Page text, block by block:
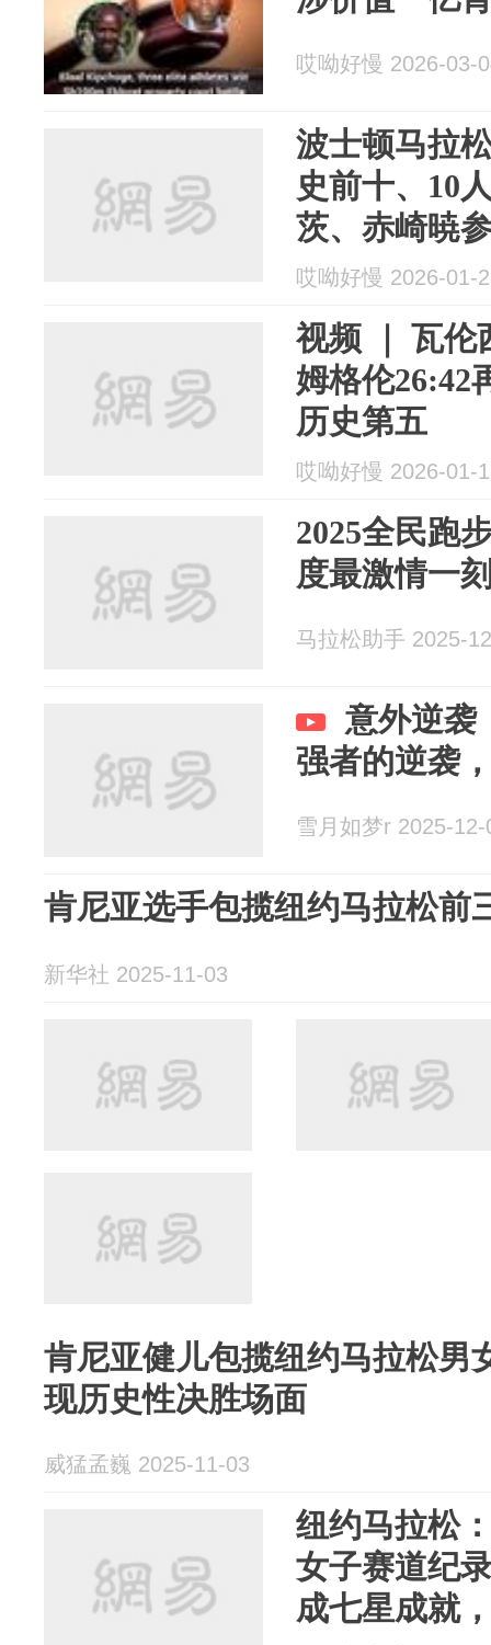
哎呦好慢 2026-03-
波士顿马拉
史前十、10
茨、赤崎暁
哎呦好慢 2026-01-
视频 ｜ 瓦伦
姆格伦26:42
历史第五
哎呦好慢 2026-01-
2025全民跑
度最激情一
马拉松助手 2025-
意外逆袭
强者的逆袭
雪月如梦r 2025-12-
肯尼亚选手包揽纽约马拉松前
新华社 2025-11-03
肯尼亚健儿包揽纽约马拉松男
现历史性决胜场面
威猛孟巍 2025-11-03
纽约马拉松
女子赛道纪
成七星成就